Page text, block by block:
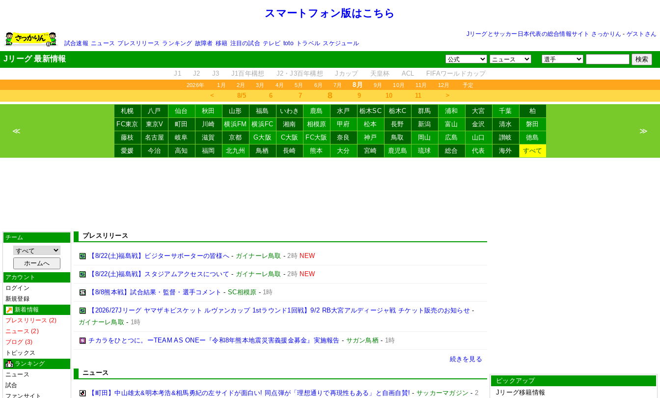
スマートフォン版はこちら
Jリーグとサッカー日本代表の総合情報サイト さっかりん - ゲストさん
試合速報 ニュース プレスリリース ランキング 故障者 移籍 注目の試合 テレビ toto トラベル スケジュール
Jリーグ 最新情報
J1 J2 J3 J1百年構想 J2・J3百年構想 Jカップ 天皇杯 ACL FIFAワールドカップ
2026年 1月 2月 3月 4月 5月 6月 7月 8月 9月 10月 11月 12月 予定
＜ 8/5 6 7 8 9 10 11 ＞
≪
札幌 八戸 仙台 秋田 山形 福島 いわき 鹿島 水戸 栃木SC 栃木C 群馬 浦和 大宮 千葉
柏
FC東京
東京V 町田 川崎 横浜FM 横浜FC 湘南 相模原 甲府 松本 長野 新潟 富山 金沢 清水
磐田
藤枝
名古屋 岐阜 滋賀 京都 G大阪 C大阪 FC大阪 奈良 神戸 鳥取 岡山 広島 山口 讃岐
徳島
愛媛
今治 高知 福岡 北九州 鳥栖 長崎 熊本 大分 宮崎 鹿児島 琉球 総合 代表 海外 すべて
≫
チーム
アカウント
ログイン
新規登録
新着情報
プレスリリース (2)
ニュース (2)
ブログ (3)
トピックス
ランキング
ニュース
試合
ファンサイト
プレスリリース
【8/22(土)福島戦】ビジターサポーターの皆様へ- ガイナーレ鳥取 -2時 NEW
【8/22(土)福島戦】スタジアムアクセスについて - ガイナーレ鳥取 -2時 NEW
【8/8熊本戦】試合結果・監督・選手コメント - SC相模原 - 1時
【2026/27Jリーグ ヤマザキビスケット ルヴァンカップ 1stラウンド1回戦】9/2 RB大宮アルディージャ戦 チケット販売のお知らせ-
ガイナーレ鳥取 - 1時
チカラをひとつに。ーTEAM AS ONEー『令和8年熊本地震災害義援金募金』実施報告 - サガン鳥栖- 1時
続きを見る
ニュース
【町田】中山雄太&明本考浩&相馬勇紀の左サイドが面白い! 同点弾が「理想通りで再現性もある」と自画自賛! - サッカーマガジン - 2
ピックアップ
Jリーグ移籍情報